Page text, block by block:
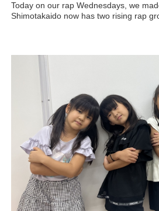
Today on our rap Wednesdays, we
Shimotakaido now has two rising rap